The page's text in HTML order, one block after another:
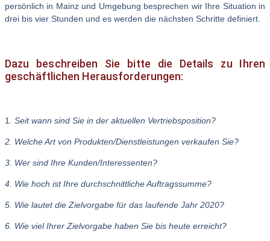
persönlich in Mainz und Umgebung besprechen wir Ihre Situation in
drei bis vier Stunden und es werden die nächsten Schritte definiert.
Dazu beschreiben Sie bitte die Details zu Ihren
geschäftlichen Herausforderungen:
1 . Seit wann sind Sie in der aktuellen Vertriebsposition?
2. Welche Art von Produkten/Dienstleistungen verkaufen Sie?
3. Wer sind Ihre Kunden/Interessenten?
4. Wie hoch ist Ihre durchschnittliche Auftragssumme?
5. Wie lautet die Zielvorgabe für das laufende Jahr 2020?
6. Wie viel Ihrer Zielvorgabe haben Sie bis heute erreicht?